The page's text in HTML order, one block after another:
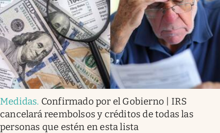
Medidas. Confirmado por el Gobierno | IRS
cancelará reembolsos y créditos de todas las
personas que estén en esta lista